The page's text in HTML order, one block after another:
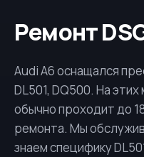
Ремонт
Audi A6 оснащался
DL501, DQ500. На
обычно проходит до
ремонта. Мы
знаем специфику